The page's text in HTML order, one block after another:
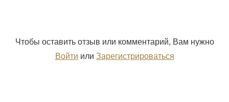
Чтобы оставить отзыв или комментарий, Вам нужно
Войти или Зарегистрироваться